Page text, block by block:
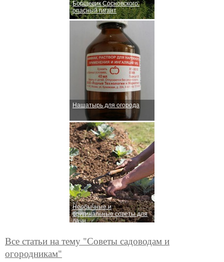
Борщевик Сосновского:
опасный гигант
Нашатырь для огорода
Необычные и
оригинальные советы для
дачн
Все статьи на тему "Советы садоводам и
огородникам"